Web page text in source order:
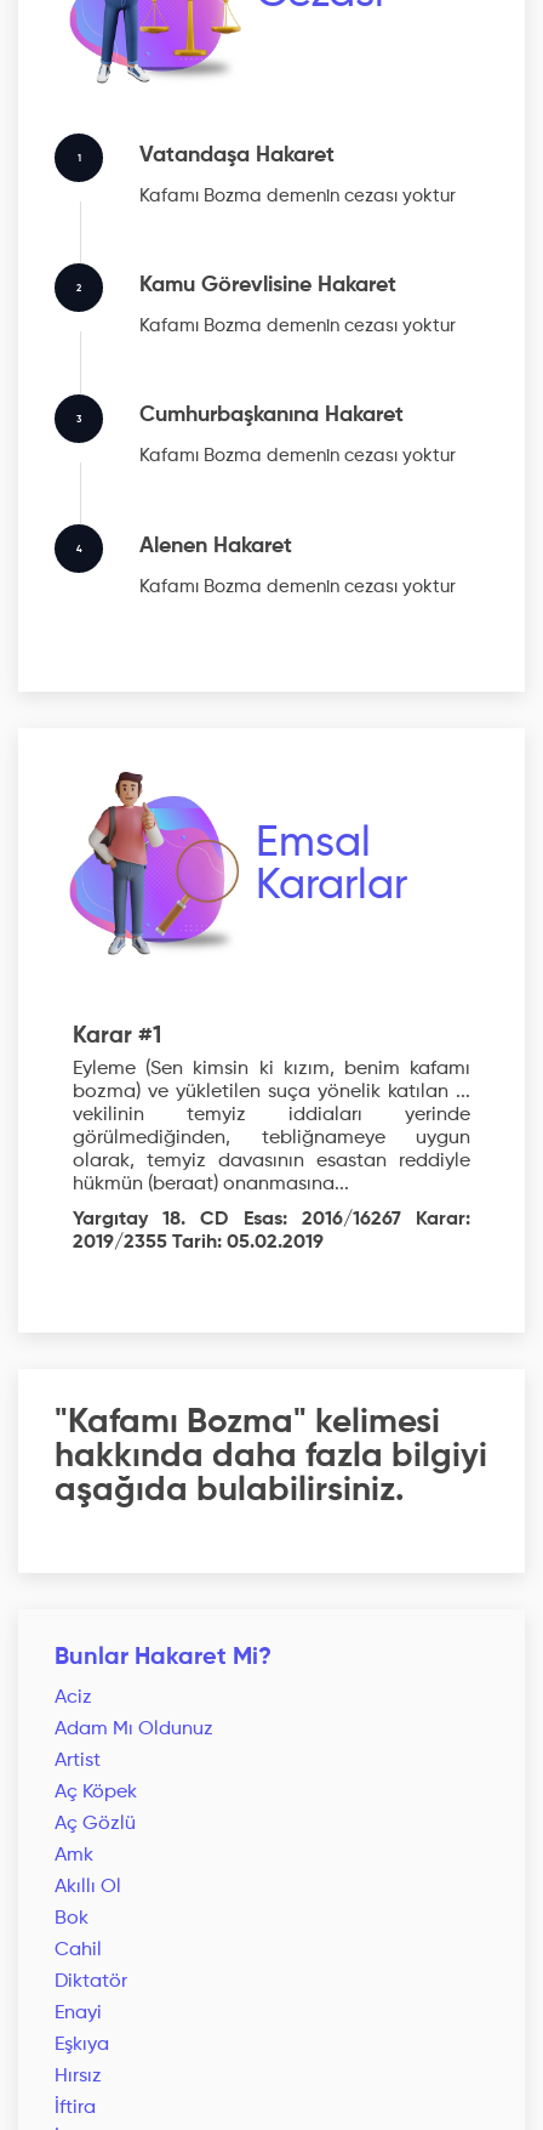
1 Vatandaşa Hakaret
Kafamı Bozma demenin cezası yoktur
2 Kamu Görevlisine Hakaret
Kafamı Bozma demenin cezası yoktur
3 Cumhurbaşkanına Hakaret
Kafamı Bozma demenin cezası yoktur
4 Alenen Hakaret
Kafamı Bozma demenin cezası yoktur
Emsal
Kararlar
Karar #1
Eyleme (Sen kimsin ki kızım, benim kafamı
bozma) ve yükletilen suça yönelik katılan ...
vekilinin temyiz iddiaları yerinde
görülmediğinden, tebliğnameye uygun
olarak, temyiz davasının esastan reddiyle
hükmün (beraat) onanmasına...
Yargıtay 18. CD Esas: 2016/16267 Karar:
2019/2355 Tarih: 05.02.2019
"Kafamı Bozma" kelimesi
hakkında daha fazla bilgiyi
aşağıda bulabilirsiniz.
Bunlar Hakaret Mi?
Aciz
Adam Mı Oldunuz
Artist
Aç Köpek
Aç Gözlü
Amk
Akıllı Ol
Bok
Cahil
Diktatör
Enayi
Eşkıya
Hırsız
İftira